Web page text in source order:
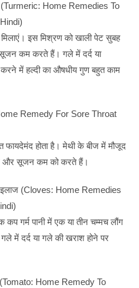
(Turmeric: Home Remedies To
मिलाएं। इस मिश्रण को खाली पेट सुबह
सूजन कम करते हैं। गले में दर्द या
करने में हल्दी का औषधीय गुण बहुत काम
Remedy For Sore Throat
फायदेमंद होता है। मेथी के बीज में मौजूद
और सूजन कम को करते हैं।
(Cloves: Home Remedies
गर्म पानी में एक या तीन चम्मच लौंग
में दर्द या गले की खराश होने पर
(Tomato: Home Remedy To